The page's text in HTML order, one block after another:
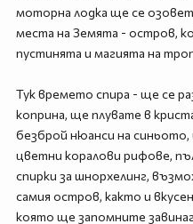
моторна лодка ще се
места на Земята - остров,
пустинята и магията на
Тук времето спира - ще се
коприна, ще плувате в
безброй нюанси на
цветни коралови рифове,
спирки за шнорхелинг,
самия остров, както и
която ще запомните